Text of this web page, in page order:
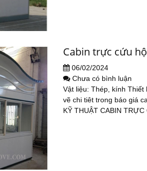
Cabin trực cứu
06/02/2024
Chưa có bình luận
Vật liệu: Thép, kính Thiết
vẽ chi tiêt trong báo giá
KỸ THUẬT CABIN TRỰC